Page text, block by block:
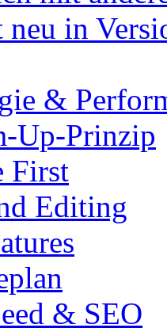
neu in
&
Up-Prinzip
First
Editing
& SEO